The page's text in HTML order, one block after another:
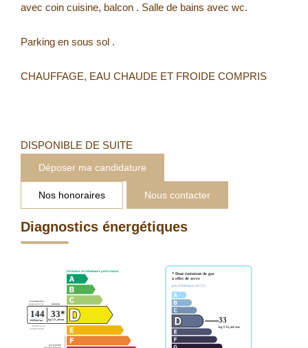
avec coin cuisine, balcon . Salle de bains avec wc.
Parking en sous sol .
CHAUFFAGE, EAU CHAUDE ET FROIDE COMPRIS
DISPONIBLE DE SUITE
Déposer ma candidature
Nos honoraires Nous contacter
Diagnostics énergétiques